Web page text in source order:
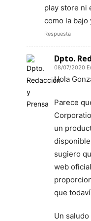
play store ni
como la bajo
Respuesta
Dpto.
08/07/2020
Hola
Parece
un
sugiero
web
que
Un saludo